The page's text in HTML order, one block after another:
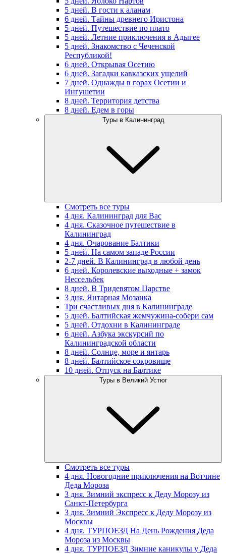
5 дней. В гости к аланам
6 дней. Тайны древнего Иристона
5 дней. Путешествие по плато
5 дней. Летние приключения в Адыгее
5 дней. Знакомство с Чеченской
Республикой!
6 дней. Открывая Осетию
6 дней. Загадки кавказских ущелий
7 дней. Однажды в горах Осетии и
Ингушетии
8 дней. Территория детства
8 дней. Едем в горы
Туры в Калининград
Смотреть все туры
4 дня. Калининград для Вас
4 дня. Сказочное путешествие в
Калининград
4 дня. Очарование Балтики
5 дней. На самом западе России
2-7 дней. В Калининград в любой день
6 дней. Королевские выходные + замок
Нессельбек
8 дней. В Тридевятом Царстве
3 дня. Янтарная Мозаика
Три счастливых дня в Калининграде
5 дней. Балтийская жемчужина-собери сам
5 дней. Отдохни в Калининграде
6 дней. Азбука экскурсий по
Калининградской области
8 дней. Солнце, море и янтарь
8 дней. Балтийское сокровище
10 дней. Отпуск на Балтике
Туры в Великий Устюг
Смотреть все туры
4 дня. Новогодние приключения на Вотчине
Деда Мороза
3 дня. Зимний экспресс к Деду Морозу из
Санкт-Петербурга
3 дня. Зимний Экспресс к Деду Морозу из
Москвы
4 дня. ТУРПОЕЗД На День Рождения Деда
Мороза из Москвы
4 дня. ТУРПОЕЗД Зимние каникулы у Деда